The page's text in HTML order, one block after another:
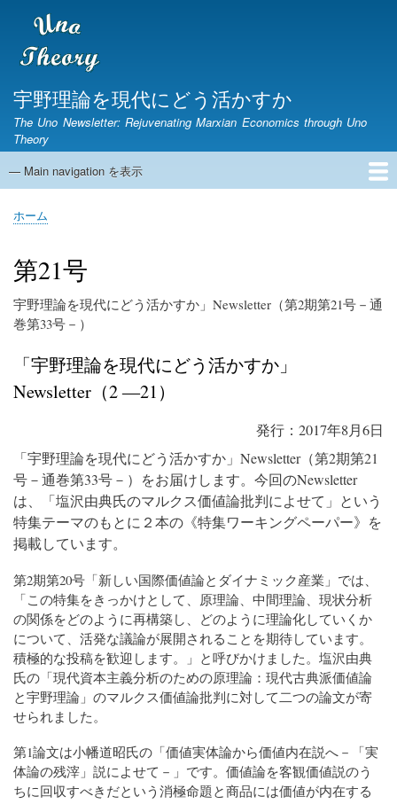
ン
テ
ン
移
宇野理論を現代にどう活かすか
The Uno Newsletter: Rejuvenating Marxian Economics through Uno
Theory
Main
— Main navigation を表示
ホーム
ニュースレター
宇野弘蔵没後30年研究集会
第1期ニュースレター
English Page
パ
く
ず
ホーム
第21号
宇野理論を現代にどう活かすか」 Newsletter （第2期第21号－通
巻第33号－）
「宇野理論を現代にどう活かすか」
Newsletter（2 ―21）
発行：2017年8月6日
「宇野理論を現代にどう活かすか」 Newsletter（第2期第21
号－通巻第33号－）をお届けします。今回のNewsletter
は、「塩沢由典氏のマルクス価値論批判によせて」という
特集テーマのもとに２本の《特集ワーキングペーパー》を
掲載しています。
第2期第20号「新しい国際価値論とダイナミック産業」では、
「この特集をきっかけとして、原理論、中間理論、現状分析
の関係をどのように再構築し、どのように理論化していくか
について、活発な議論が展開されることを期待しています。
積極的な投稿を歓迎します。」と呼びかけました。塩沢由典
氏の「現代資本主義分析のための原理論：現代古典派価値論
と宇野理論」のマルクス価値論批判に対して二つの論文が寄
せられました。
第1論文は小幡道昭氏の「価値実体論から価値内在説へ－「実
体論の残滓」説によせて－」です。価値論を客観価値説のう
ちに回収すべきだという消極命題と商品には価値が内在する